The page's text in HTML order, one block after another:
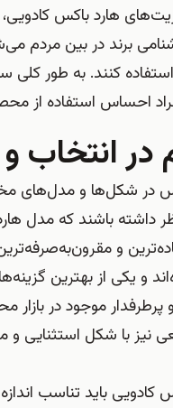
هارد باکس
برند در بین مردم
کنند. به طور
احساس استفاده از
انتخاب
در شکل‌ها و مدل‌های
نظر داشته باشند که مدل
و
و یکی از بهترین
موجود در بازار
با شکل استثنایی و
کادویی باید تناسب